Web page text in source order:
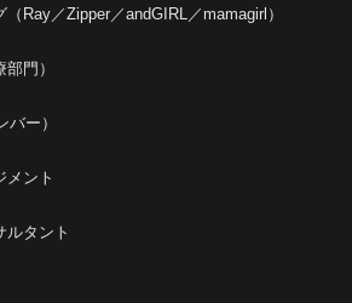
Ray／Zipper／andGIRL／mamagirl）
門）
ー）
メント
ルタント